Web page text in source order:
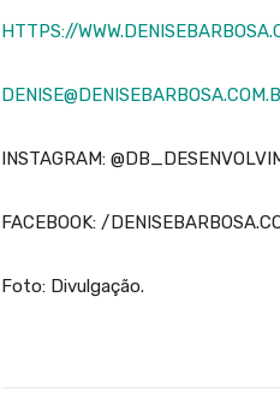
HTTPS://
INSTAGRAM:
FACEBOOK: /
Foto: Divulgação.